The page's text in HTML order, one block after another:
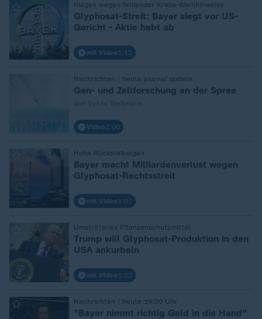
Klagen wegen fehlender Krebs-Warnhinweise
:
Glyphosat-Streit: Bayer siegt vor US-
Gericht - Aktie hebt ab
mit Video 1:12
Nachrichten | heute journal update
Gen- und Zellforschung an der Spree
Video2:00
Hohe Rückstellungen
:
Bayer macht Milliardenverlust wegen
Glyphosat-Rechtsstreit
mit Video 1:02
Umstrittenes Pflanzenschutzmittel
Trump will Glyphosat-Produktion in den
USA ankurbeln
mit Video 1:02
Nachrichten | heute 19:00 Uhr
: "Bayer nimmt richtig Geld in die Hand"